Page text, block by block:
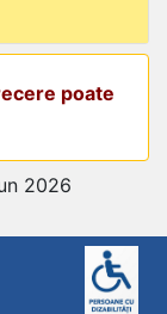
poate
2026